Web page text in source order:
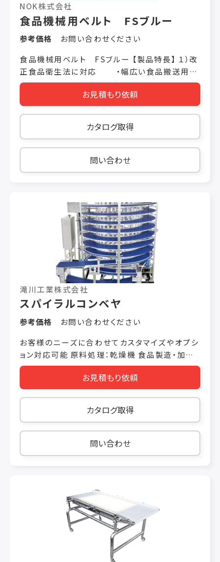
NOK株式会社
食品機械用ベルト FSブルー
参考価格
お問い合わせください
食品機械用ベルト FSブルー 【製品特長】 １）改
正食品衛生法に対応 ・幅広い食品搬送用途
に適します。 ２）カスタマイズ対応 ・自由な長
さ製作・プロフィル融着切削加工が可能です。 ３）
異物判明が容易 ・食品にない青色を採用
し、識別が容易です。 ４）耐水性・耐湿熱性が良好
・耐水性 ・湿熱（0～80 ℃）に優れるグレー
ドのウレタン材を使用しています。 ・食品搬
送ライン等の温水や洗浄液付着環境での使用に
適します。 ５）防カビ・抗菌仕様 ・本体材料
用に適します。 【製品構造】 FSブルーは、青色ポ
リウレタンを使用したアイアンラバーと心線から
構成されています。
お見積もり依頼
カタログ取得
問い合わせ
滝川工業株式会社
スパイラルコンベヤ
参考価格
お問い合わせください
お客様のニーズに合わせてカスタマイズやオプシ
ョン対応可能 原料処理：乾燥機 食品製造・加工
（麺類）：乾燥・殺菌装置 食品製造・加工（発酵・
醸造）：発酵装置 鮮度管理・品質保持：スパイラ
ルコンベア ■製品・技術・サービスの概要 ダイレ
クトドライブ方式で今までのネットへの不安がな
くなりました。また樹脂ベルトゆえに交換作業も
容易です。 ■製品の特長 特長① ダイレクトドラ
イブ方式でネットはねの不案なし 特長② 樹脂製
ベルトで交換容易 特長③ 色々な用途に対応可
お見積もり依頼
カタログ取得
問い合わせ